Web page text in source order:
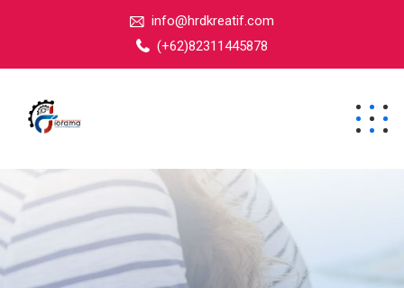
info@hrdkreatif.com
(+62)82311445878